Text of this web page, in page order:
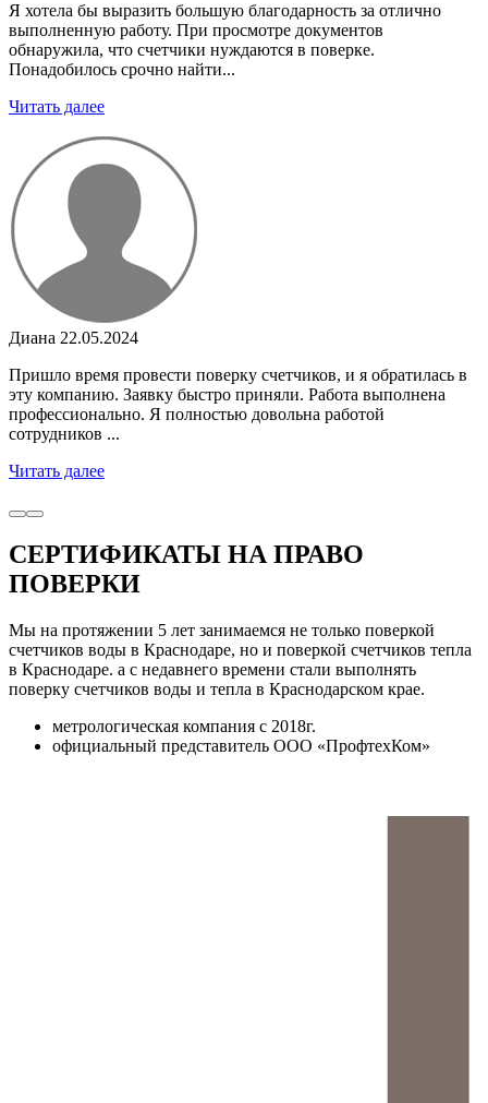
Я хотела бы выразить большую благодарность за отлично
выполненную работу. При просмотре документов
обнаружила, что счетчики нуждаются в поверке.
Понадобилось срочно найти...
Читать далее
Диана 22.05.2024
Пришло время провести поверку счетчиков, и я обратилась в
эту компанию. Заявку быстро приняли. Работа выполнена
профессионально. Я полностью довольна работой
сотрудников ...
Читать далее
СЕРТИФИКАТЫ НА ПРАВО
ПОВЕРКИ
Мы на протяжении 5 лет занимаемся не только поверкой
счетчиков воды в Краснодаре, но и поверкой счетчиков тепла
в Краснодаре. а с недавнего времени стали выполнять
поверку счетчиков воды и тепла в Краснодарском крае.
метрологическая компания c 2018г.
официальный представитель ООО «ПрофтехКом»